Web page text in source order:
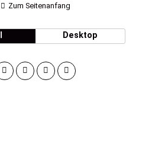
Zum Seitenanfang
Desktop